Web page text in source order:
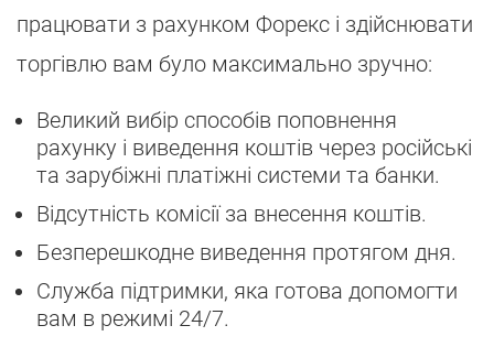
працювати з рахунком Форекс і здійснювати
торгівлю вам було максимально зручно:
Великий вибір способів поповнення
рахунку і виведення коштів через російські
та зарубіжні платіжні системи та банки.
Відсутність комісії за внесення коштів.
Безперешкодне виведення протягом дня.
Служба підтримки, яка готова допомогти
вам в режимі 24/7.